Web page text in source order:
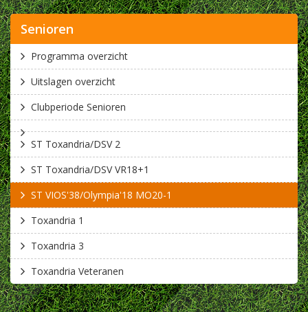
Senioren
Programma overzicht
Uitslagen overzicht
Clubperiode Senioren
ST Toxandria/DSV 2
ST Toxandria/DSV VR18+1
ST VIOS'38/Olympia'18 MO20-1
Toxandria 1
Toxandria 3
Toxandria Veteranen